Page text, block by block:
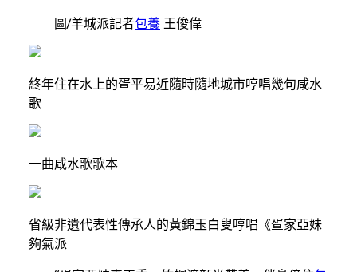
圖/羊城派記者包養 王俊偉
終年住在水上的疍平易近隨時隨地城市哼唱幾句咸水
歌
一曲咸水歌歌本
省級非遺代表性傳承人的黃錦玉白叟哼唱《疍家亞妹
夠氣派